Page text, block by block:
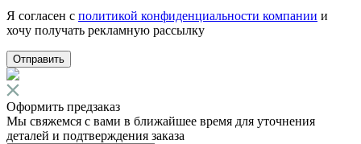
Я согласен с политикой конфиденциальности компании и
хочу получать рекламную рассылку
Отправить
Оформить предзаказ
Мы свяжемся с вами в ближайшее время для уточнения
деталей и подтверждения заказа